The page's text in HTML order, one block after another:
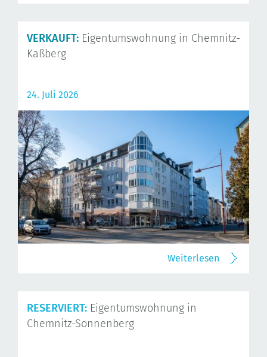
VERKAUFT: Eigentumswohnung in Chemnitz-
Kaßberg
24. Juli 2026
Weiterlesen
RESERVIERT: Eigentumswohnung in
Chemnitz-Sonnenberg